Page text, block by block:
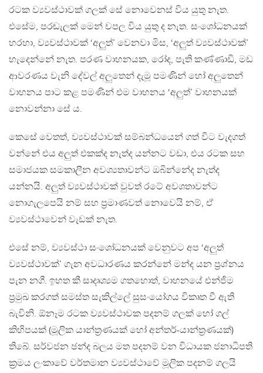
රටක ව්‍යවස්ථාවක් ගලක් සේ නොවෙනස් විය යුතු නැත.
එසේම, පරඬැලක් මෙන් චපල විය යුතු ද නැත. සංශෝධනයක්
හරහා, ව්‍යවස්ථාවක් ‘අලුත්’ වෙනවා මිස, ‘අලුත් ව්‍යවස්ථාවක්’
හැදෙන්නේ නැත. පරණ වාහනයක, රෝද, පැති කණ්ණාඩි, මඩ
ආවරණය වැනි දේවල් අලුතෙන් දැමූ පමණින් හෝ අලුතෙන්
වාහනය පාට කළ පමණින් එම වාහනය ‘අලුත්’ වාහනයක්
නොවන්නා සේ ය.
කෙසේ වෙතත්, ව්‍යවස්ථාවක් සම්බන්ධයෙන් ගත් විට වැදගත්
වන්නේ එය අලුත් එකක්ද නැත්ද යන්නට වඩා, එය රටක සහ
සමාජයක සමකාලීන අවශ්‍යතාවන්ට ඔබින්නේද නැත්ද
යන්නයි. අලුත් ව්‍යවස්ථාවක් වුවත් රටේ අවශතාවන්ට
නොගැලපෙයි නම් සහ ප්‍රමාණවත් නොවෙයි නම්, ඒ
ව්‍යවස්ථාවෙන් වැඩක් නැත.
එසේ නම්, ව්‍යවස්ථා සංශෝධනයක් වෙනුවට අප ‘අලුත්
ව්‍යවස්ථාවක්’ ගැන අවධාරණය කරන්නේ මන්ද යන ප්‍රශ්නය
පැන නගී. ඉහත කී සාදෘශ්‍යම ගතහොත්, වාහනයේ එන්ජිම
ප්‍රමුඛ කරගත් සමස්ත සැකිල්ලේ සුසංයෝගය විකෘත වී ඇති
බැවිනි. ඕනෑම රටක ව්‍යවස්ථාවක පදනම් ගලක් හෝ ගල්
කිහිපයක් (මූලික යාන්ත්‍රණයක් හෝ අන්තර්-යාන්ත්‍රණයක්)
තිබේ. සර්වජන ඡන්ද බලය මත පදනම් වන විධායක ජනාධිපති
ක්‍රමය ලංකාවේ වර්තමාන ව්‍යවස්ථාවේ මූලික පදනම් ගලයි